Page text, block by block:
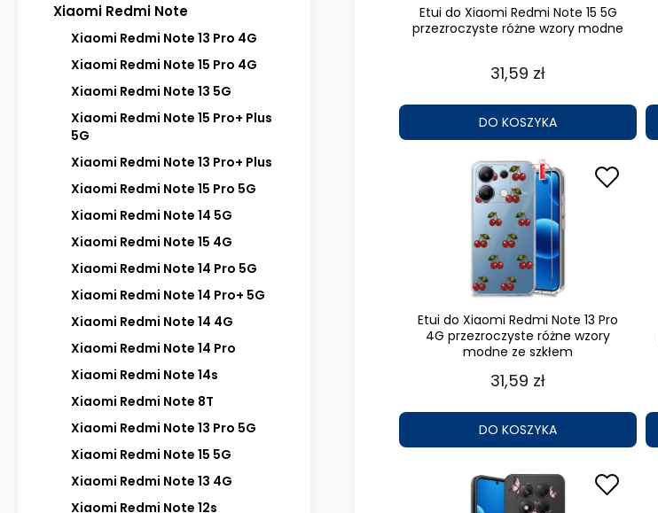
Xiaomi Redmi Note
Xiaomi Redmi Note 13 Pro 4G
Xiaomi Redmi Note 15 Pro 4G
Xiaomi Redmi Note 13 5G
Xiaomi Redmi Note 15 Pro+ Plus
5G
Xiaomi Redmi Note 13 Pro+ Plus
Xiaomi Redmi Note 15 Pro 5G
Xiaomi Redmi Note 14 5G
Xiaomi Redmi Note 15 4G
Xiaomi Redmi Note 14 Pro 5G
Xiaomi Redmi Note 14 Pro+ 5G
Xiaomi Redmi Note 14 4G
Xiaomi Redmi Note 14 Pro
Xiaomi Redmi Note 14s
Xiaomi Redmi Note 8T
Xiaomi Redmi Note 13 Pro 5G
Xiaomi Redmi Note 15 5G
Xiaomi Redmi Note 13 4G
Xiaomi Redmi Note 12s
Etui do Xiaomi Redmi Note 15 5G
przezroczyste różne wzory modne
31,59 zł
DO KOSZYKA
Etui do Xiaomi Redmi Note 13 Pro
4G przezroczyste różne wzory
modne ze szkłem
31,59 zł
DO KOSZYKA